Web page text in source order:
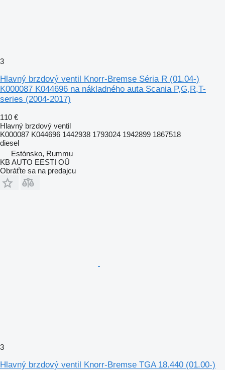
3
Hlavný brzdový ventil Knorr-Bremse Séria R (01.04-)
K000087 K044696 na nákladného auta Scania P,G,R,T-
series (2004-2017)
110 €
Hlavný brzdový ventil
K000087 K044696 1442938 1793024 1942899 1867518
diesel
Estónsko, Rummu
KB AUTO EESTI OÜ
Obráťte sa na predajcu
3
Hlavný brzdový ventil Knorr-Bremse TGA 18.440 (01.00-)